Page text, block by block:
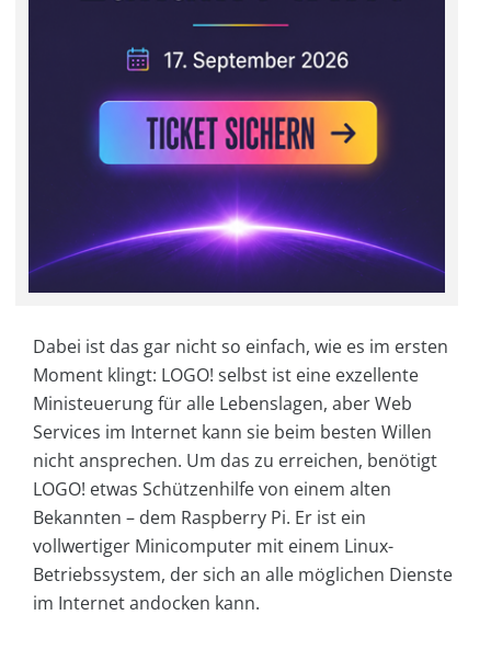
Dabei ist das gar nicht so einfach, wie es im ersten
Moment klingt: LOGO! selbst ist eine exzellente
Ministeuerung für alle Lebenslagen, aber Web
Services im Internet kann sie beim besten Willen
nicht ansprechen. Um das zu erreichen, benötigt
LOGO! etwas Schützenhilfe von einem alten
Bekannten – dem Raspberry Pi. Er ist ein
vollwertiger Minicomputer mit einem Linux-
Betriebssystem, der sich an alle möglichen Dienste
im Internet andocken kann.